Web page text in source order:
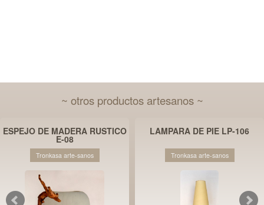
~ otros productos artesanos ~
ESPEJO DE MADERA RUSTICO
E-08
Tronkasa arte-sanos
LAMPARA DE PIE LP-106
Tronkasa arte-sanos